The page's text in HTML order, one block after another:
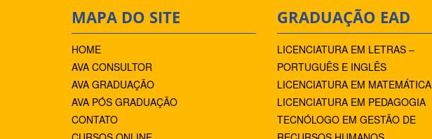
MAPA DO SITE
HOME
AVA CONSULTOR
AVA GRADUAÇÃO
AVA PÓS GRADUAÇÃO
CONTATO
GRADUAÇÃO EAD
LICENCIATURA EM LETRAS –
PORTUGUÊS E INGLÊS
LICENCIATURA EM MATEMÁTICA
LICENCIATURA EM PEDAGOGIA
TECNÓLOGO EM GESTÃO DE